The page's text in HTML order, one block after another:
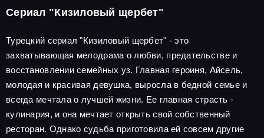
Сериал "Кизиловый щербет"
Турецкий сериал "Кизиловый щербет" - это
захватывающая мелодрама о любви, предательстве и
восстановлении семейных уз. Главная героиня, Айсель,
молодая и красивая девушка, выросла в бедной семье и
всегда мечтала о лучшей жизни. Ее главная страсть -
кулинария, и она мечтает открыть свой собственный
ресторан. Однако судьба приготовила ей совсем другие